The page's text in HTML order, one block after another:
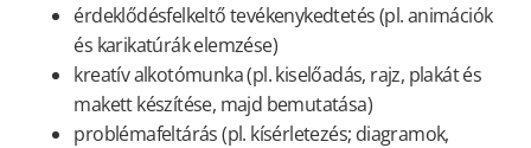
érdeklődésfelkeltő tevékenykedtetés (pl. animációk
és karikatúrák elemzése)
kreatív alkotómunka (pl. kiselőadás, rajz, plakát és
makett készítése, majd bemutatása)
problémafeltárás (pl. kísérletezés; diagramok,